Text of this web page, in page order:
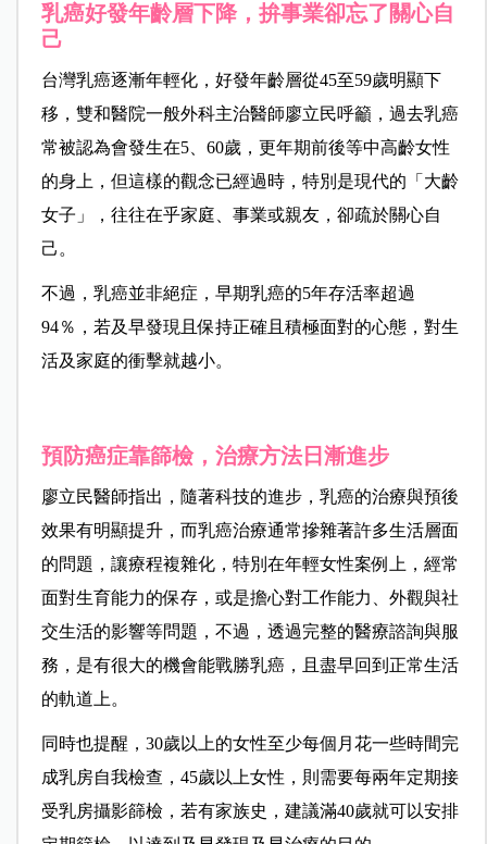
乳癌好發年齡層下降，拚事業卻忘了關心自
己
台灣乳癌逐漸年輕化，好發年齡層從45至59歲明顯下
移，雙和醫院一般外科主治醫師廖立民呼籲，過去乳癌
常被認為會發生在5、60歲，更年期前後等中高齡女性
的身上，但這樣的觀念已經過時，特別是現代的「大齡
女子」，往往在乎家庭、事業或親友，卻疏於關心自
己。
不過，乳癌並非絕症，早期乳癌的5年存活率超過
94％，若及早發現且保持正確且積極面對的心態，對生
活及家庭的衝擊就越小。
預防癌症靠篩檢，治療方法日漸進步
廖立民醫師指出，隨著科技的進步，乳癌的治療與預後
效果有明顯提升，而乳癌治療通常摻雜著許多生活層面
的問題，讓療程複雜化，特別在年輕女性案例上，經常
面對生育能力的保存，或是擔心對工作能力、外觀與社
交生活的影響等問題，不過，透過完整的醫療諮詢與服
務，是有很大的機會能戰勝乳癌，且盡早回到正常生活
的軌道上。
同時也提醒，30歲以上的女性至少每個月花一些時間完
成乳房自我檢查，45歲以上女性，則需要每兩年定期接
受乳房攝影篩檢，若有家族史，建議滿40歲就可以安排